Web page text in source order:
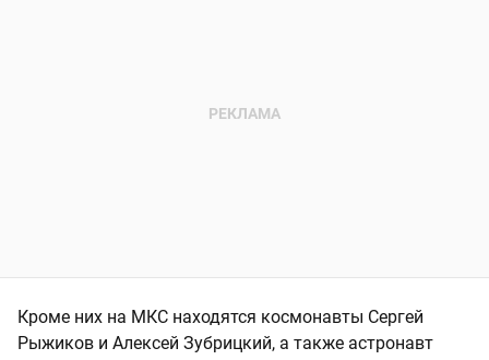
Кроме них на МКС находятся космонавты Сергей
Рыжиков и Алексей Зубрицкий, а также астронавт